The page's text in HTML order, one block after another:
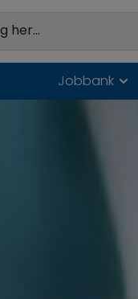
her...
Jobbank